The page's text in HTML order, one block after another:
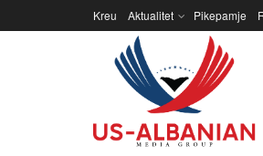
Kreu Aktualitet Pikepamje